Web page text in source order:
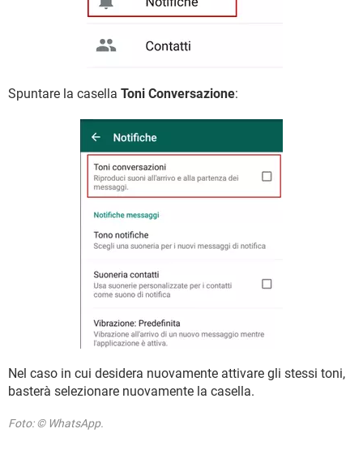
Spuntare la casella Toni Conversazione:
Nel caso in cui desidera nuovamente attivare gli stessi toni,
basterà selezionare nuovamente la casella.
Foto: © WhatsApp.